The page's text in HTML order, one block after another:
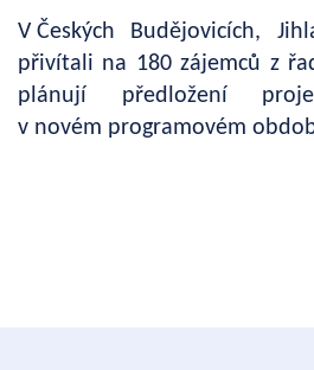
V Českých Budějovicích,
přivítali na 180 zájemců z
plánují předložení
v novém programovém